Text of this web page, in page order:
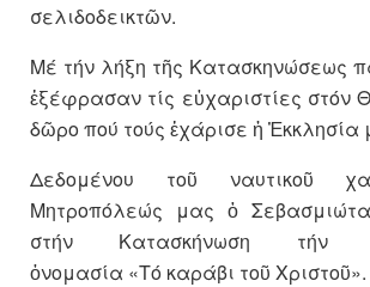
σελιδοδεικτῶν.
Μέ τήν λήξη τῆς Κατασκηνώσεως
ἐξέφρασαν τίς εὐχαριστίες στόν
δῶρο πού τούς ἐχάρισε ἡ Ἐκκλησία
Δεδομένου τοῦ ναυτικοῦ
Μητροπόλεώς μας ὁ
στήν Κατασκήνωση τήν
ὀνομασία «Τό καράβι τοῦ Χριστοῦ».